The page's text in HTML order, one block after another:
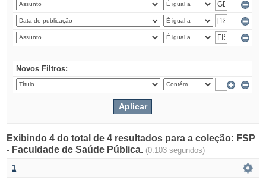
Novos Filtros:
Exibindo 4 do total de 4 resultados para a coleção: FSP
- Faculdade de Saúde Pública. (0.103 segundos)
1